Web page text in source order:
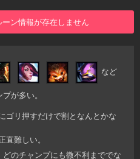
ン情報が存在しません
など
が多い。
ゴリ押すだけで割となんとかな
難しい。
のチャンプにも微不利まででな